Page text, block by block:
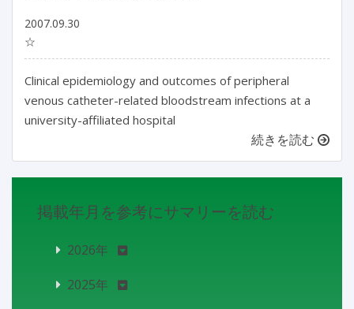
2007.09.30
☆
Clinical epidemiology and outcomes of peripheral
venous catheter-related bloodstream infections at a
university-affiliated hospital
続きを読む
掲載年月を参考にサマリーを読む
2026年
2025年